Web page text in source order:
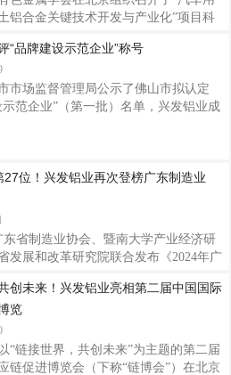
燃瞬间，噼里啪啦的声响顿时响彻四
蒸日上。为祈求新的一年生意兴隆、诸
精心筹备了充满传统韵味与美好寓意
铝合金关键技术开发与产业化”项目科
学、江西理工大学共同完成。评价会邀
技术研究院教授级高工娄花芬、北京科
芳、中国有色金属学会教授级高工张洪
科技集团有限公司教授级高工闫丽珍、
论质询，与会专家一致认为，“汽
“品牌建设示范企业”称号
市场监督管理局公示了佛山市拟认定
示范企业”（第一批）名单，兴发铝业成
立以来，积极参与标准的起草编制工
动企业创新发展，现已参与标准起草制
并通过严格细分生产工序环节的工艺技
控制标准，不断完善形成完整的产品质
产品质量均超出国标，达到世界标准认
公司注重品牌商标的保护与管理，
27位！兴发铝业再次登榜广东制造业
东省制造业协会、暨南大学产业经济研
发展和改革研究院联合发布《2024年广
较去年上升了5位，再次展现了兴发铝
域的卓越实力和创新能力。据了
造业500强”由省工业和信息化厅、省
省商务厅指导，暨南大学产业经济研究
协会、省发展和改革研究院主办评选，
创未来！兴发铝业亮相第二届中国国际
览
“链接世界，共创未来”为主题的第二届
链促进博览会（下称“链博会”）在北京